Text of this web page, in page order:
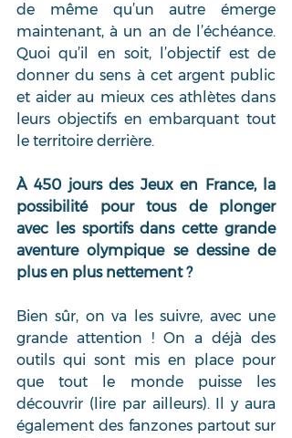
de même qu’un autre émerge
maintenant, à un an de l’échéance.
Quoi qu’il en soit, l’objectif est de
donner du sens à cet argent public
et aider au mieux ces athlètes dans
leurs objectifs en embarquant tout
le territoire derrière.
À 450 jours des Jeux en France, la
possibilité pour tous de plonger
avec les sportifs dans cette grande
aventure olympique se dessine de
plus en plus nettement ?
Bien sûr, on va les suivre, avec une
grande attention ! On a déjà des
outils qui sont mis en place pour
que tout le monde puisse les
découvrir (lire par ailleurs). Il y aura
également des fanzones partout sur